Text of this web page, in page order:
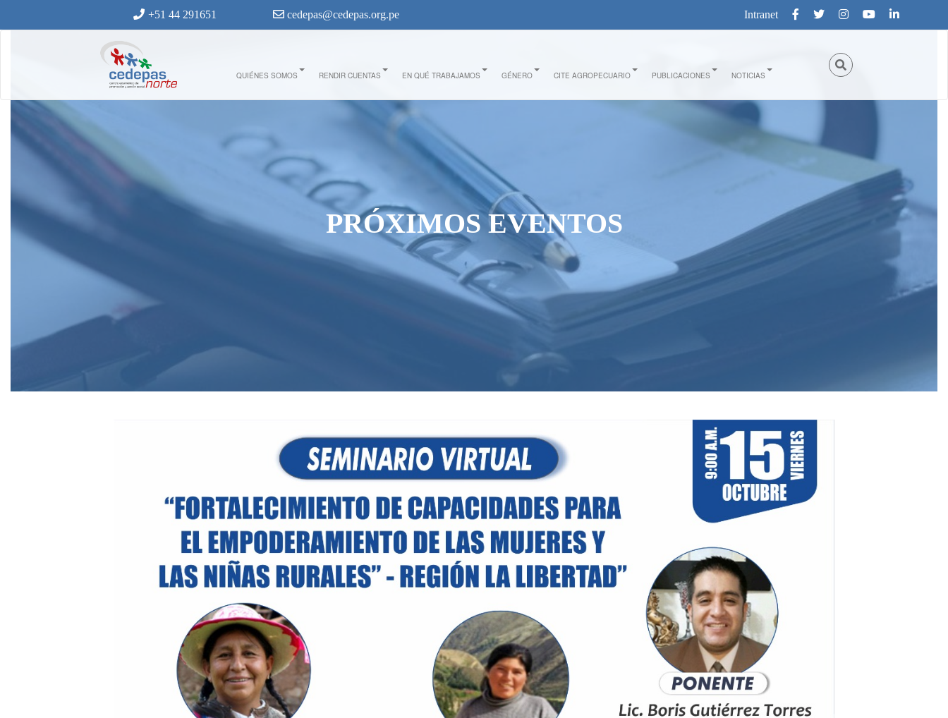
+51 44 291651 cedepas@cedepas.org.pe Intranet
QUIÉNES SOMOS RENDIR CUENTAS EN QUÉ TRABAJAMOS GÉNERO CITE AGROPECUARIO PUBLICACIONES NOTICIAS
PRÓXIMOS EVENTOS